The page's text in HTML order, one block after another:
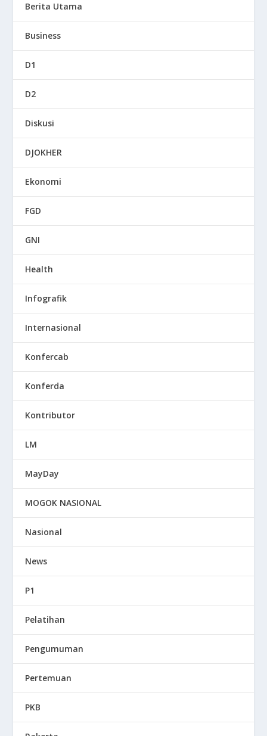
Berita Utama
Business
D1
D2
Diskusi
DJOKHER
Ekonomi
FGD
GNI
Health
Infografik
Internasional
Konfercab
Konferda
Kontributor
LM
MayDay
MOGOK NASIONAL
Nasional
News
P1
Pelatihan
Pengumuman
Pertemuan
PKB